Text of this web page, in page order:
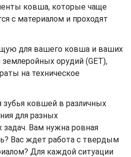
ковша, которые чаще
с материалом и проходят
для вашего ковша и ваших
землеройных орудий (GET),
на техническое
зубья ковшей в различных
для разных
Вам нужна ровная
Вас ждет работа с твердым
Для каждой ситуации